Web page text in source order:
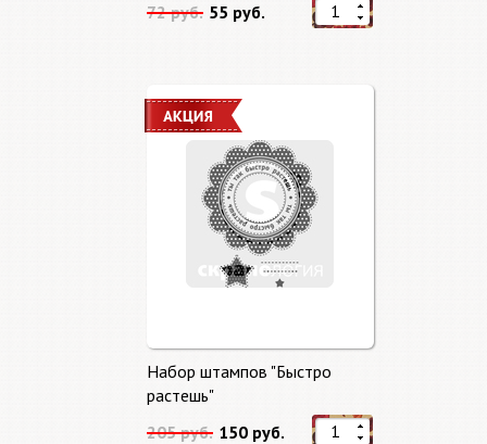
72 руб. 55 руб.
Набор штампов "Быстро
растешь"
205 руб. 150 руб.